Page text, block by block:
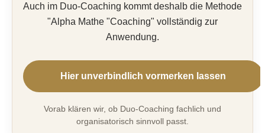
Auch im Duo-Coaching kommt deshalb die Methode
"Alpha Mathe "Coaching" vollständig zur
Anwendung.
Hier unverbindlich vormerken lassen
Vorab klären wir, ob Duo-Coaching fachlich und
organisatorisch sinnvoll passt.